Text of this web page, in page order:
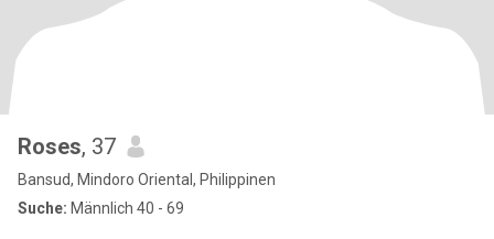
Roses, 37
Bansud, Mindoro Oriental, Philippinen
Suche: Männlich 40 - 69